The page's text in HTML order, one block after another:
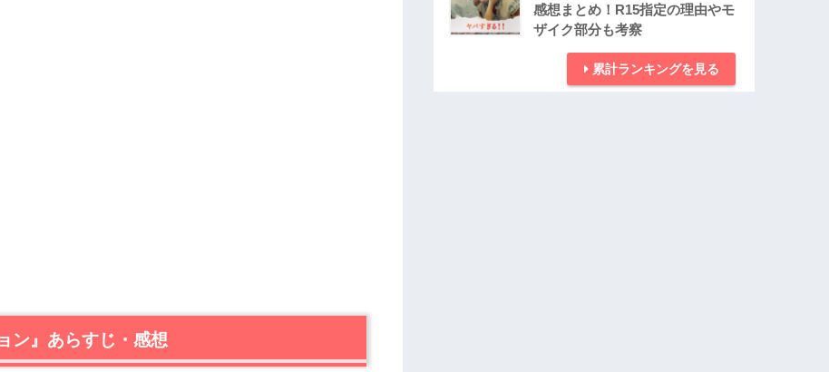
ン』あらすじ・感想
感想まとめ！R15指定の理由やモ
ザイク部分も考察
累計ランキングを見る